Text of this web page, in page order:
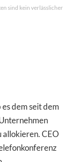
sind kein verlässlicher
dem seit dem
allokieren. CEO